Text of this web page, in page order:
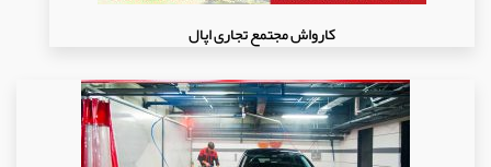
کارواش مجتمع تجاری اپال